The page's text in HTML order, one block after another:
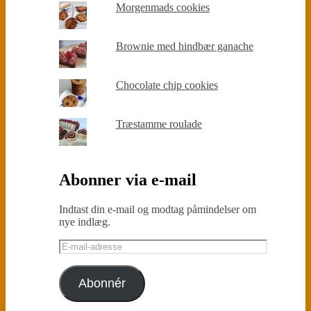
Morgenmads cookies
Brownie med hindbær ganache
Chocolate chip cookies
Træstamme roulade
Abonner via e-mail
Indtast din e-mail og modtag påmindelser om
nye indlæg.
E-
mail-
adresse
Abonnér